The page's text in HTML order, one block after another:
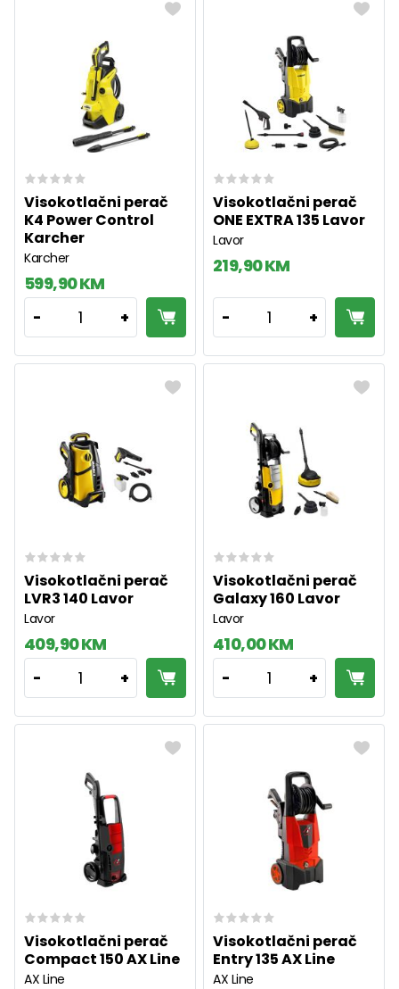
Visokotlačni perač
K4 Power Control
Karcher
Karcher
599,90 KM
- 1 +
Visokotlačni perač
ONE EXTRA 135 Lavor
Lavor
219,90 KM
- 1 +
Visokotlačni perač
LVR3 140 Lavor
Lavor
409,90 KM
- 1 +
Visokotlačni perač
Galaxy 160 Lavor
Lavor
410,00 KM
- 1 +
Visokotlačni perač
Compact 150 AX Line
AX Line
Visokotlačni perač
Entry 135 AX Line
AX Line